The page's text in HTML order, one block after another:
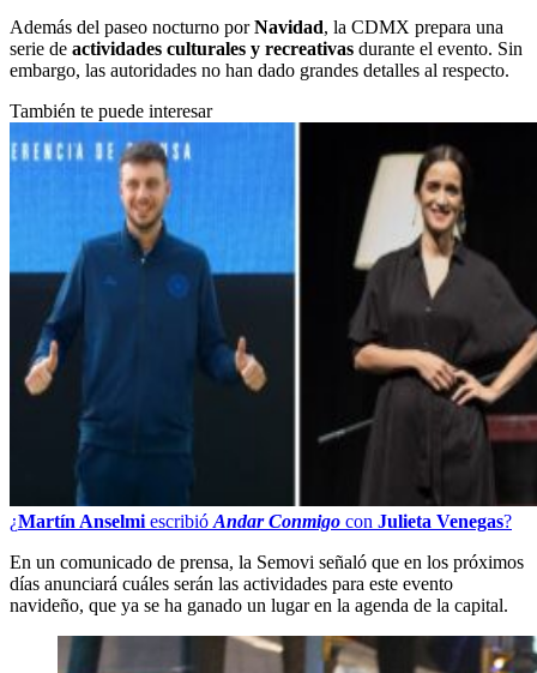
Además del paseo nocturno porNavidad, la CDMX prepara una
serie de actividades culturales y recreativas durante el evento. Sin
embargo, las autoridades no han dado grandes detalles al respecto.
También te puede interesar
¿Martín Anselmi escribió Andar Conmigo con Julieta Venegas?
En un comunicado de prensa, la Semovi señaló que en los próximos
días anunciará cuáles serán las actividades para este evento
navideño, que ya se ha ganado un lugar en la agenda de la capital.